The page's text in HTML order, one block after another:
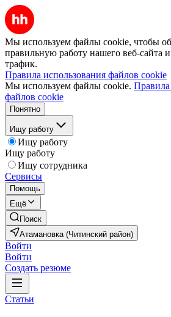
Мы используем файлы cookie, чтобы
правильную работу нашего веб-сайта и
трафик.
Правила использования файлов cookie
Мы используем файлы cookie. Правила
файлов cookie
Понятно
Ищу работу
Ищу работу
Ищу работу
Ищу сотрудника
Сервисы
Помощь
Ещё
Поиск
Атамановка (Читинский район)
Войти
Войти
Создать резюме
Статьи